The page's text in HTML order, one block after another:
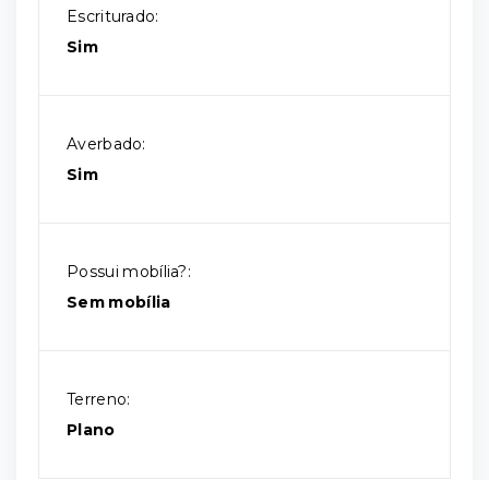
Escriturado:
Sim
Averbado:
Sim
Possui mobília?:
Sem mobília
Terreno:
Plano